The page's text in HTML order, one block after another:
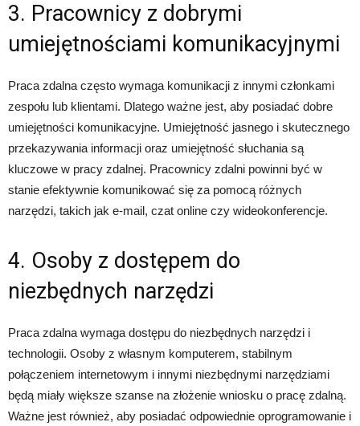
3. Pracownicy z dobrymi
umiejętnościami komunikacyjnymi
Praca zdalna często wymaga komunikacji z innymi członkami
zespołu lub klientami. Dlatego ważne jest, aby posiadać dobre
umiejętności komunikacyjne. Umiejętność jasnego i skutecznego
przekazywania informacji oraz umiejętność słuchania są
kluczowe w pracy zdalnej. Pracownicy zdalni powinni być w
stanie efektywnie komunikować się za pomocą różnych
narzędzi, takich jak e-mail, czat online czy wideokonferencje.
4. Osoby z dostępem do
niezbędnych narzędzi
Praca zdalna wymaga dostępu do niezbędnych narzędzi i
technologii. Osoby z własnym komputerem, stabilnym
połączeniem internetowym i innymi niezbędnymi narzędziami
będą miały większe szanse na złożenie wniosku o pracę zdalną.
Ważne jest również, aby posiadać odpowiednie oprogramowanie i